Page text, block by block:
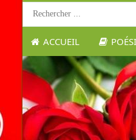
ACCUEIL